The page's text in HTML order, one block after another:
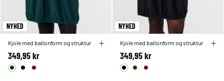
NYHED
Kjole med ballonform og struktur
349,95 kr
NYHED
Kjole med ballonform og struktur
349,95 kr